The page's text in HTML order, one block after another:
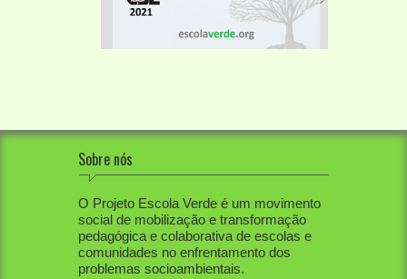
Sobre nós
O Projeto Escola Verde é um movimento
social de mobilização e transformação
pedagógica e colaborativa de escolas e
comunidades no enfrentamento dos
problemas socioambientais.